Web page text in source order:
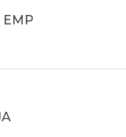
EMP